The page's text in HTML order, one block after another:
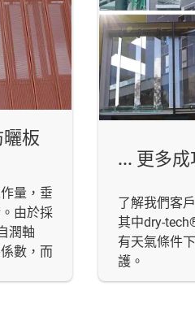
曬板
量，垂
由於採
潤軸
數，而
... 更多成
了解我們客
其中dry-
有天氣條件
護。